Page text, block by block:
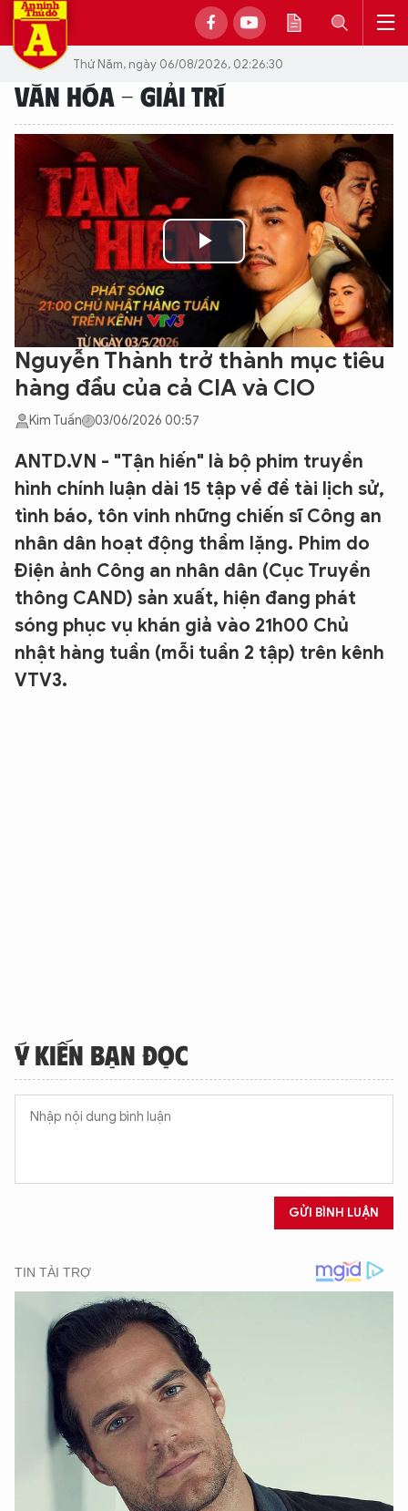
Thứ Năm, ngày 06/08/2026, 02:26:30
VĂN HÓA - GIẢI TRÍ
Play
Video
Nguyễn Thành trở thành mục tiêu
hàng đầu của cả CIA và CIO
Kim Tuấn 03/06/2026 00:57
ANTD.VN - "Tận hiến" là bộ phim truyền
hình chính luận dài 15 tập về đề tài lịch sử,
tình báo, tôn vinh những chiến sĩ Công an
nhân dân hoạt động thầm lặng. Phim do
Điện ảnh Công an nhân dân (Cục Truyền
thông CAND) sản xuất, hiện đang phát
sóng phục vụ khán giả vào 21h00 Chủ
nhật hàng tuần (mỗi tuần 2 tập) trên kênh
VTV3.
Ý KIẾN BẠN ĐỌC
GỬI BÌNH LUẬN
XIN CHÀO,
TÔI LÀ CHATBOT CỦA